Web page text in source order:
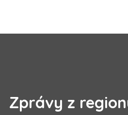
Zprávy z